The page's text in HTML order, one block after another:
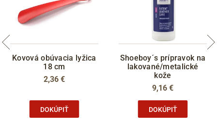
Kovová obúvacia lyžica
18 cm
2,36 €
DOKÚPIŤ
Shoeboy´s prípravok na
lakované/metalické
kože
9,16 €
DOKÚPIŤ